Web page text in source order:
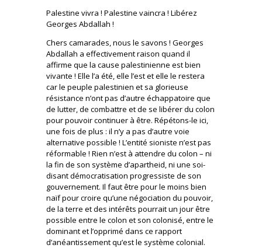
Palestine vivra ! Palestine vaincra ! Libérez
Georges Abdallah !
Chers camarades, nous le savons ! Georges
Abdallah a effectivement raison quand il
affirme que la cause palestinienne est bien
vivante ! Elle l’a été, elle l’est et elle le restera
car le peuple palestinien et sa glorieuse
résistance n’ont pas d’autre échappatoire que
de lutter, de combattre et de se libérer du colon
pour pouvoir continuer à être. Répétons-le ici,
une fois de plus : il n’y a pas d’autre voie
alternative possible ! L’entité sioniste n’est pas
réformable ! Rien n’est à attendre du colon – ni
la fin de son système d’apartheid, ni une soi-
disant démocratisation progressiste de son
gouvernement. Il faut être pour le moins bien
naïf pour croire qu’une négociation du pouvoir,
de la terre et des intérêts pourrait un jour être
possible entre le colon et son colonisé, entre le
dominant et l’opprimé dans ce rapport
d’anéantissement qu’est le système colonial.